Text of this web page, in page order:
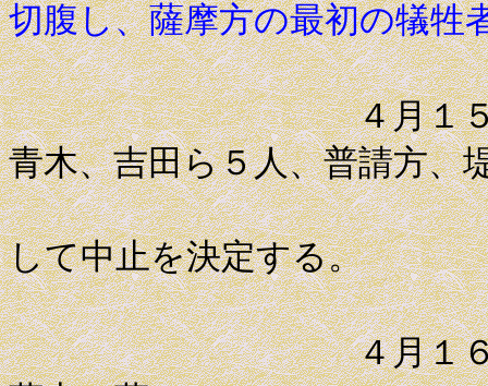
切腹し、薩摩方の最初の犠牲
４月１５日 七
青木、吉田ら５人、普請方、
高木新兵
して中止を決定する。
４月１６日 永